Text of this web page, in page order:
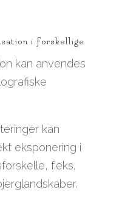
i forskellige
kan anvendes
kan
eksponering i
f.eks.